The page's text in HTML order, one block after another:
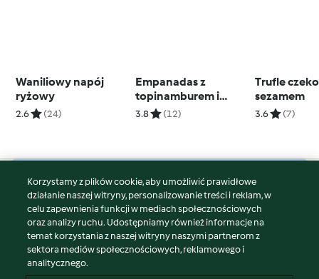
Waniliowy napój
ryżowy
2.6 (24)
Empanadas z
topinamburem i
serem cheddar
3.8 (12)
Trufle
sezamem
3.6 (7)
© Copyright 2026
Warunki korzystania
Polityka prywatności
Disclaimer
Znak wydawcy
Korzystamy z plików cookie, aby umożliwić prawidłowe
działanie naszej witryny, personalizowanie treści i reklam, w
celu zapewnienia funkcji w mediach społecznościowych
oraz analizy ruchu. Udostępniamy również informacje na
temat korzystania z naszej witryny naszymi partnerom z
sektora mediów społecznościowych, reklamowego i
analitycznego.